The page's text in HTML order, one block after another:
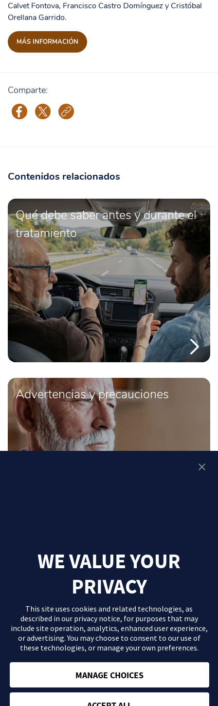
Calvet Fontova, Francisco Castro Domínguez y Cristóbal
Orellana Garrido.
MÁS INFORMACIÓN
Comparte:
Contenidos relacionados
Qué debe saber antes y durante el
tratamiento
Advertencias y precauciones
El contenido que se proporciona en este sitio Web es información
médico. Consulta con tu profesional sanitario si tienes dudas
acerca de tu salud.
WE VALUE YOUR
PRIVACY
This site uses cookies and related technologies, as
described in our privacy notice, for purposes that may
include site operation, analytics, enhanced user experience,
or advertising. You may choose to consent to our use of
these technologies, or manage your own preferences.
MANAGE CHOICES